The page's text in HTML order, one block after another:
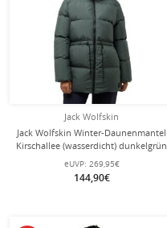
Jack Wolfskin
Jack Wolfskin Winter-Daunenmantel
Kirschallee (wasserdicht) dunkelgrün
Damen
eUVP: 269,95€
144,90€